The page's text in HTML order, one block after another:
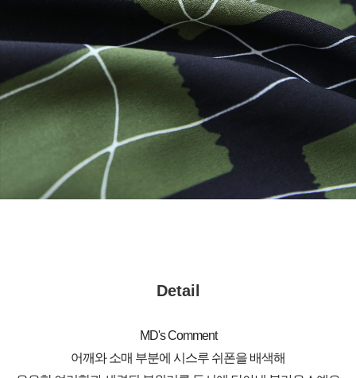
Detail
MD's Comment
어깨와 소매 부분에 시스루 쉬폰을 배색해